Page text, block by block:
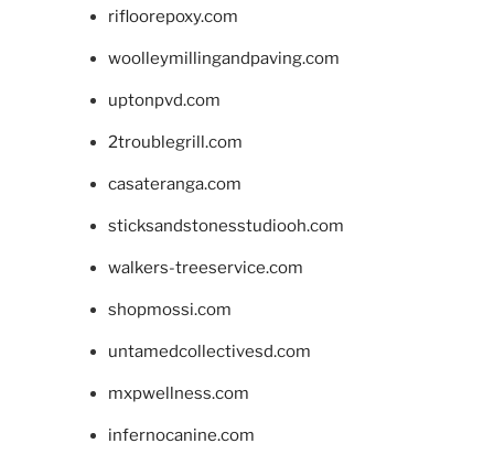
rifloorepoxy.com
woolleymillingandpaving.com
uptonpvd.com
2troublegrill.com
casateranga.com
sticksandstonesstudiooh.com
walkers-treeservice.com
shopmossi.com
untamedcollectivesd.com
mxpwellness.com
infernocanine.com